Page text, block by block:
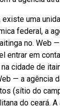
uma
federal, a
no. Web
entrar em
cidade de
— a agência
(sítio do
do ceará.